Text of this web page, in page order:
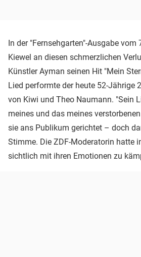
In der "Fernsehgarten"-Ausgabe
Kiewel an diesen schmerzlichen
Künstler Ayman seinen Hit "Mein
Lied performte der heute 52-Jährige
von Kiwi und Theo Naumann. "Sein
meines und das meines
sie ans Publikum gerichtet – doch
Stimme. Die ZDF-Moderatorin hatte
sichtlich mit ihren Emotionen zu